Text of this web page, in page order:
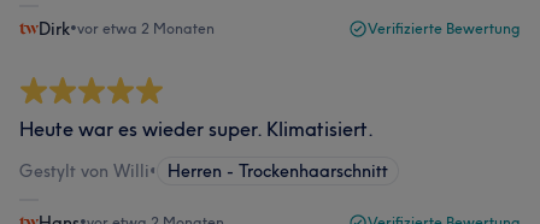
Dirk•vor etwa 2 Monaten Verifizierte Bewertung
Heute war es wieder super. Klimatisiert.
Gestylt von Willi• Herren - Trockenhaarschnitt